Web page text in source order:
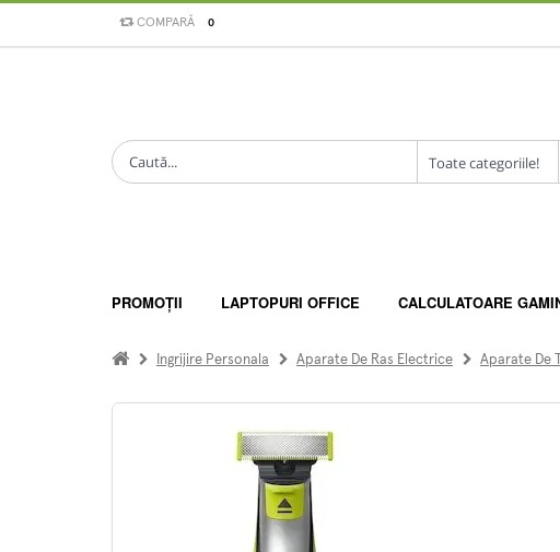
COMPARĂ 0
PROMOȚII LAPTOPURI OFFICE CALCULATOARE
Ingrijire Personala Aparate De Ras Electrice Aparate De